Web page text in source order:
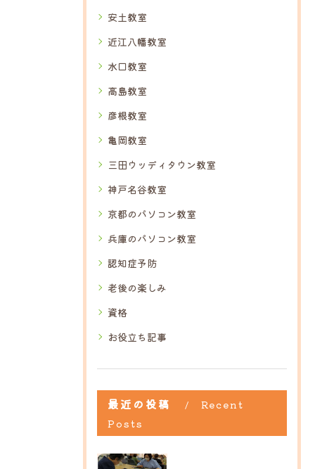
安土教室
近江八幡教室
水口教室
高島教室
彦根教室
亀岡教室
三田ウッディタウン教室
神戸名谷教室
京都のパソコン教室
兵庫のパソコン教室
認知症予防
老後の楽しみ
資格
お役立ち記事
最近の投稿
Recent
Posts